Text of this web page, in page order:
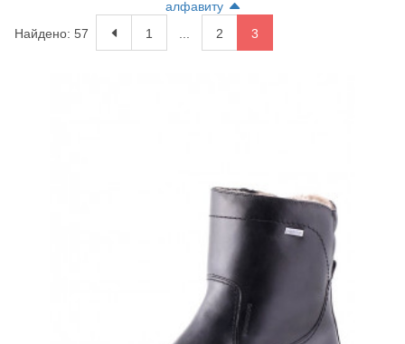
алфавиту
Найдено: 57
1 2 3